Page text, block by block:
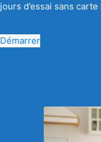
jours d’essai sans
Démarrer